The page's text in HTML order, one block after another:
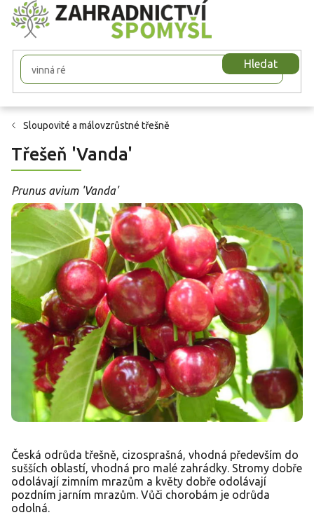
Přejít
na
obsah
Hledat
Sloupovité a málovzrůstné třešně
Třešeň 'Vanda'
Prunus avium 'Vanda'
Česká odrůda třešně, cizosprašná, vhodná především do
sušších oblastí, vhodná pro malé zahrádky. Stromy dobře
odolávají zimním mrazům a květy dobře odolávají
pozdním jarním mrazům. Vůči chorobám je odrůda
odolná.